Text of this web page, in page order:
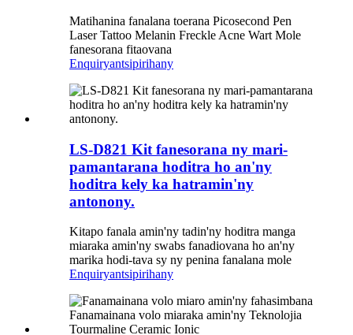
Matihanina fanalana toerana Picosecond Pen
Laser Tattoo Melanin Freckle Acne Wart Mole
fanesorana fitaovana
Enquiryantsipirihany
LS-D821 Kit fanesorana ny mari-
pamantarana hoditra ho an'ny
hoditra kely ka hatramin'ny
antonony.
Kitapo fanala amin'ny tadin'ny hoditra manga
miaraka amin'ny swabs fanadiovana ho an'ny
marika hodi-tava sy ny penina fanalana mole
Enquiryantsipirihany